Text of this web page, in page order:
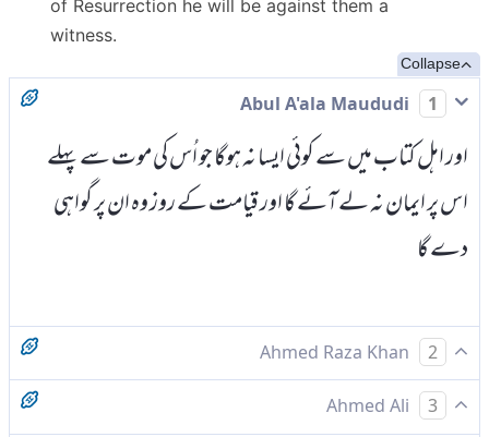
of Resurrection he will be against them a
witness.
Collapse
1
اور اہل کتاب میں سے کوئی ایسا نہ ہوگا جو اُس کی موت سے پہلے
اس پر ایمان نہ لے آئے گا اور قیامت کے روز وہ ان پر گواہی
دے گا
2
کوئی کتابی ایسا نہیں جو اس کی موت سے پہلے اس پر ایمان نہ لائے
3